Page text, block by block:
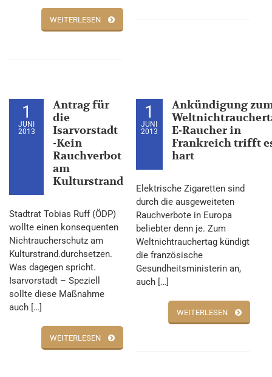
WEITERLESEN
1
JUNI
2013
Antrag für
die
Isarvorstadt
-Kein
Rauchverbot
am
Kulturstrand
Stadtrat Tobias Ruff (ÖDP)
wollte einen konsequenten
Nichtraucherschutz am
Kulturstrand.durchsetzen.
Was dagegen spricht.
Isarvorstadt – Speziell
sollte diese Maßnahme
auch […]
WEITERLESEN
1
JUNI
2013
Ankündigung
E-Raucher in
Frankreich trifft
hart
Elektrische Zigaretten sind
durch die ausgeweiteten
Rauchverbote in Europa
beliebter denn je. Zum
Weltnichtrauchertag kündigt
die französische
Gesundheitsministerin an,
auch […]
WEITERLESEN